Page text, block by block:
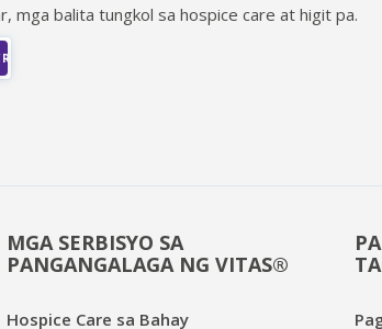
mga balita tungkol sa hospice care at higit pa.
MGA SERBISYO SA
PANGANGALAGA NG VITAS®
Hospice Care sa Bahay